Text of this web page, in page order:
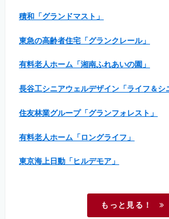
積和「グランドマスト」
東急の高齢者住宅「グランクレール」
有料老人ホーム「湘南ふれあいの園」
長谷工シニアウェルデザイン「ライフ＆シ
住友林業グループ「グランフォレスト」
有料老人ホーム「ロングライフ」
東京海上日動「ヒルデモア」
もっと見る！